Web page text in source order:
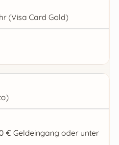
(Visa Card Gold)
€ Geldeingang oder unter